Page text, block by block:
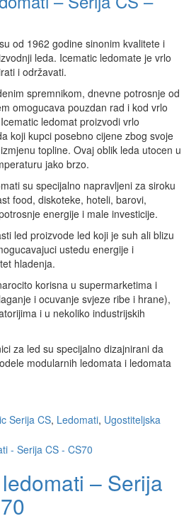
od 1962 godine sinonim kvalitete i
leda. Icematic ledomate je vrlo
i održavati.
spremnikom, dnevne potrosnje od
omogucava pouzdan rad i kod vrlo
ledomat proizvodi vrlo
koji kupci posebno cijene zbog svoje
topline. Ovaj oblik leda utocen u
jako brzo.
su specijalno napravljeni za siroku
food, diskoteke, hoteli, barovi,
energije i male investicije.
led proizvode led koji je suh ali blizu
ustedu energije i
hladenja.
korisna u supermarketima i
i ocuvanje svjeze ribe i hrane),
i u nekoliko industrijskih
za led su specijalno dizajnirani da
modularnih ledomata i ledomata
Serija CS, Ledomati, Ugostiteljska
– Serija